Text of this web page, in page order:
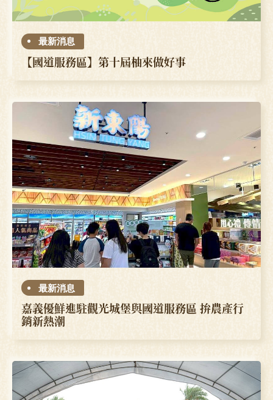
最新消息
【國道服務區】第十屆柚來做好事
最新消息
嘉義優鮮進駐觀光城堡與國道服務區 拚農產行
銷新熱潮